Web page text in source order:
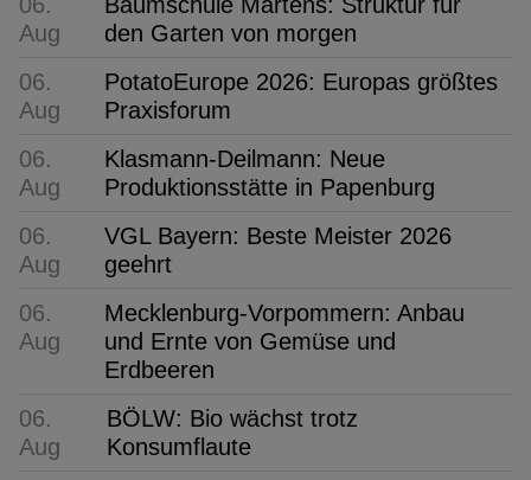
Aug
den Garten von morgen
06.
Aug
PotatoEurope 2026: Europas größtes
Praxisforum
06.
Aug
Klasmann-Deilmann: Neue
Produktionsstätte in Papenburg
06.
Aug
VGL Bayern: Beste Meister 2026
geehrt
06.
Aug
Mecklenburg-Vorpommern: Anbau
und Ernte von Gemüse und
Erdbeeren
06.
Aug
BÖLW: Bio wächst trotz
Konsumflaute